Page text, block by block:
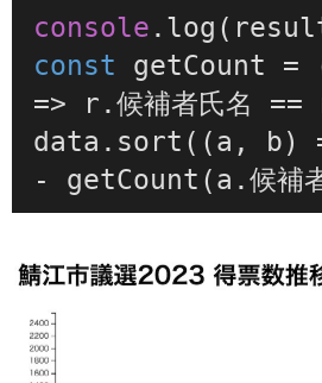
console . log
const
getCount =
=> r.候補者氏名 ==
data. sort ( (a, b)
- getCount (a.候補